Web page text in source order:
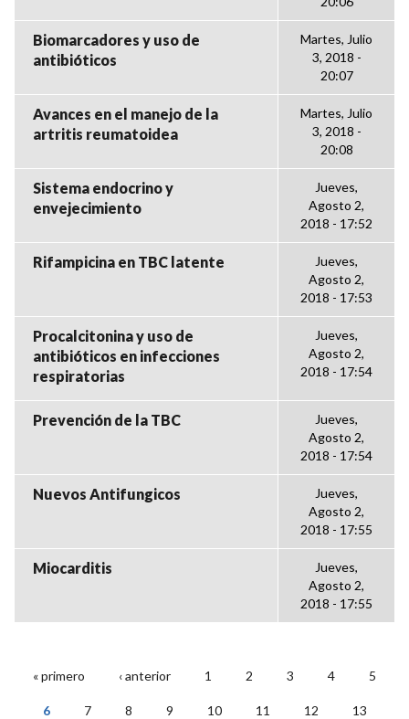
Biomarcadores y uso de
antibióticos
Martes, Julio
3, 2018 -
20:07
Avances en el manejo de la
artritis reumatoidea
Martes, Julio
3, 2018 -
20:08
Sistema endocrino y
envejecimiento
Jueves,
Agosto 2,
2018 - 17:52
Rifampicina en TBC latente
Jueves,
Agosto 2,
2018 - 17:53
Procalcitonina y uso de
antibióticos en infecciones
respiratorias
Jueves,
Agosto 2,
2018 - 17:54
Prevención de la TBC
Jueves,
Agosto 2,
2018 - 17:54
Nuevos Antifungicos
Jueves,
Agosto 2,
2018 - 17:55
Miocarditis
Jueves,
Agosto 2,
2018 - 17:55
PÁGINAS
« primero ‹ anterior 1 2 3 4 5
6 7 8 9 10 11 12 13